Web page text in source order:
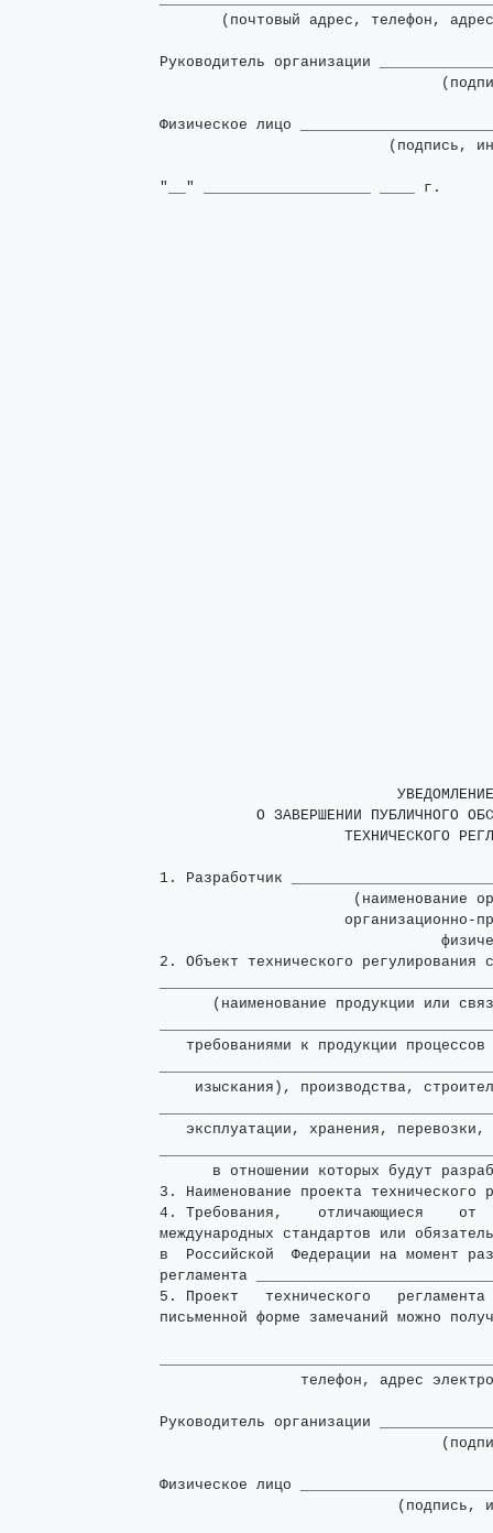
(почтовый адрес, телефон,
Руководитель организации
Физическое лицо
(подпись,
"__" ___________________ ____ г.
                           УВЕДОМЛЕНИЕ
О ЗАВЕРШЕНИИ ПУБЛИЧНОГО
ТЕХНИЧЕСКОГО
1. Разработчик
(наименование
организационно-
2. Объект технического регулирования
(наименование продукции или
требованиями к продукции процессов
изыскания), производства,
эксплуатации, хранения, перевозки,
в отношении которых будут
3. Наименование проекта технического
4. Требования,    отличающиеся    от
международных стандартов или
в  Российской  Федерации на момент
регламента
5. Проект   технического
письменной форме замечаний можно
телефон, адрес
Руководитель организации
Физическое лицо
(подпись,